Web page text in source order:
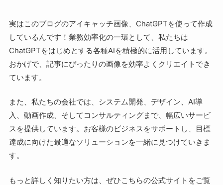
実はこのブログのアイキャッチ画像、ChatGPTを使って作成
しているんです！業務効率化の一環として、私たちは
ChatGPTをはじめとする各種AIを積極的に活用しています。
おかげで、記事にぴったりの画像を効率よくクリエイトでき
ています。
また、私たちの会社では、システム開発、デザイン、AI導
入、動画作成、そしてコンサルティングまで、幅広いサービ
スを提供しています。お客様のビジネスをサポートし、目標
達成に向けた最適なソリューションを一緒に見つけていきま
す。
もっと詳しく知りたい方は、ぜひこちらの公式サイトをご覧